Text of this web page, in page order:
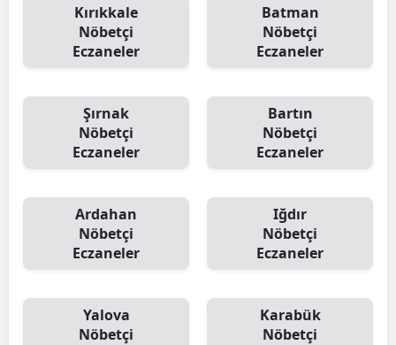
Kırıkkale
Nöbetçi
Eczaneler
Batman
Nöbetçi
Eczaneler
Şırnak
Nöbetçi
Eczaneler
Bartın
Nöbetçi
Eczaneler
Ardahan
Nöbetçi
Eczaneler
Iğdır
Nöbetçi
Eczaneler
Yalova
Nöbetçi
Karabük
Nöbetçi